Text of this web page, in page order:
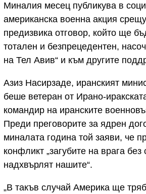
Миналия месец публикува в
американска военна акция
предизвика отговор, който ще
тотален и безпрецедентен,
на Тел Авив“ и към другите
Азиз Насирзаде, иранският
беше ветеран от Ирано-
командир на иранските
Преди преговорите за ядрен
миналата година той заяви, че
конфликт „загубите на врага
надхвърлят нашите“.
„В такъв случай Америка ще